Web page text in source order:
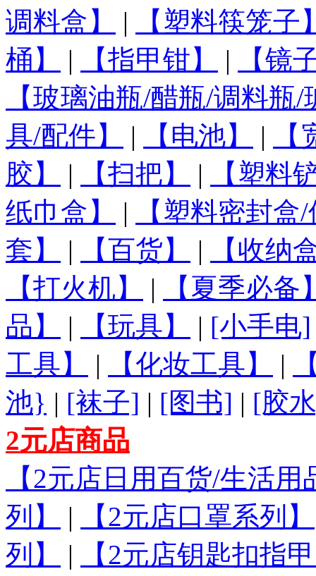
调料盒】
|
【塑料筷笼子
桶】
| 【指甲钳】 |
【镜
【玻璃油瓶/醋瓶/调料瓶
具/配件】
| 【电池】 |
胶】
| 【扫把】 |
【塑料
纸巾盒】
|
【塑料密封盒
套】
| 【百货】 |
【收纳
【打火机】
|
【夏季必备
品】
| 【玩具】 | [小手电]
工具】
| 【化妆工具】 |
池} | [袜子] | [图书] | [胶
2元店商品
【2元店日用百货/生活
列】
| 【2元店口罩系列】
列】
|
【2元店钥匙扣指